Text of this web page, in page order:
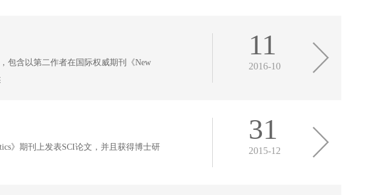
包含以第二作者在国际权威期刊《New
11
2016-10
》期刊上发表SCI论文，并且获得博士研
31
2015-12